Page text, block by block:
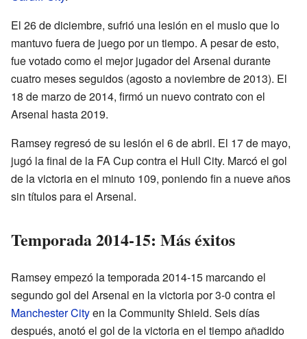
El 26 de diciembre, sufrió una lesión en el muslo que lo
mantuvo fuera de juego por un tiempo. A pesar de esto,
fue votado como el mejor jugador del Arsenal durante
cuatro meses seguidos (agosto a noviembre de 2013). El
18 de marzo de 2014, firmó un nuevo contrato con el
Arsenal hasta 2019.
Ramsey regresó de su lesión el 6 de abril. El 17 de mayo,
jugó la final de la FA Cup contra el Hull City. Marcó el gol
de la victoria en el minuto 109, poniendo fin a nueve años
sin títulos para el Arsenal.
Temporada 2014-15: Más éxitos
Ramsey empezó la temporada 2014-15 marcando el
segundo gol del Arsenal en la victoria por 3-0 contra el
Manchester Cityen la Community Shield. Seis días
después, anotó el gol de la victoria en el tiempo añadido